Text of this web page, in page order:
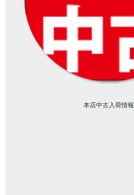
本店中古入荷情報